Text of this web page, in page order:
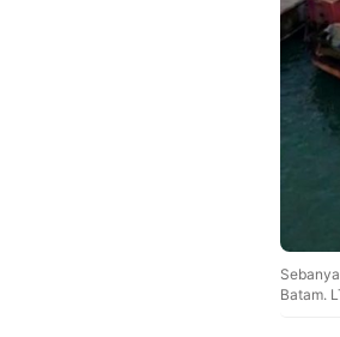
Batam.